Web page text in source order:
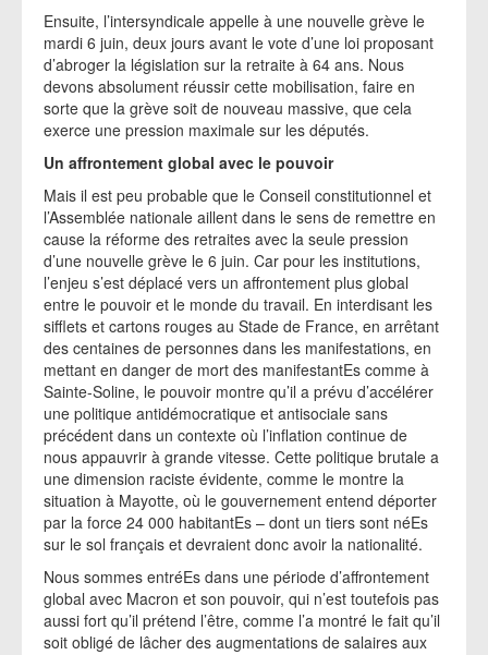
Ensuite, l’intersyndicale appelle à une nouvelle grève le
mardi 6 juin, deux jours avant le vote d’une loi proposant
d’abroger la législation sur la retraite à 64 ans. Nous
devons absolument réussir cette mobilisation, faire en
sorte que la grève soit de nouveau massive, que cela
exerce une pression maximale sur les députés.
Un affrontement global avec le pouvoir
Mais il est peu probable que le Conseil constitutionnel et
l’Assemblée nationale aillent dans le sens de remettre en
cause la réforme des retraites avec la seule pression
d’une nouvelle grève le 6 juin. Car pour les institutions,
l’enjeu s’est déplacé vers un affrontement plus global
entre le pouvoir et le monde du travail. En interdisant les
sifflets et cartons rouges au Stade de France, en arrêtant
des centaines de personnes dans les manifestations, en
mettant en danger de mort des manifestantEs comme à
Sainte-Soline, le pouvoir montre qu’il a prévu d’accélérer
une politique antidémocratique et antisociale sans
précédent dans un contexte où l’inflation continue de
nous appauvrir à grande vitesse. Cette politique brutale a
une dimension raciste évidente, comme le montre la
situation à Mayotte, où le gouvernement entend déporter
par la force 24 000 habitantEs – dont un tiers sont néEs
sur le sol français et devraient donc avoir la nationalité.
Nous sommes entréEs dans une période d’affrontement
global avec Macron et son pouvoir, qui n’est toutefois pas
aussi fort qu’il prétend l’être, comme l’a montré le fait qu’il
soit obligé de lâcher des augmentations de salaires aux